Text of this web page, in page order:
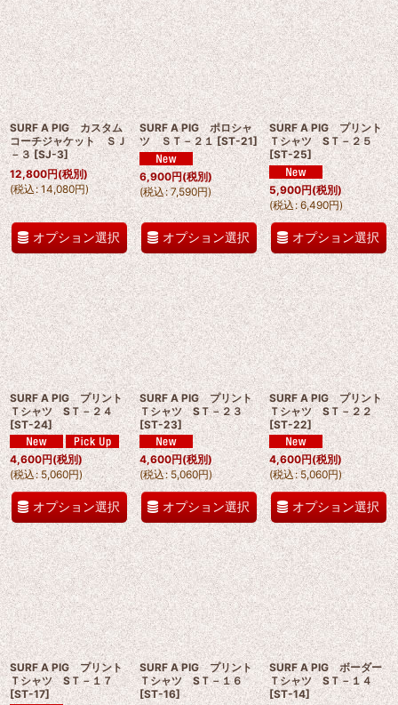
SURF A PIG カスタム
コーチジャケット ＳＪ
－３ [SJ-3]
12,800円(税別)
(税込: 14,080円)
オプション選択
SURF A PIG ポロシャ
ツ ＳＴ－２１ [ST-21]
6,900円(税別)
(税込: 7,590円)
オプション選択
SURF A PIG プリント
Ｔシャツ SＴ－２５
[ST-25]
5,900円(税別)
(税込 : 6,490円)
オプション選択
SURF A PIG プリント
Ｔシャツ SＴ－２４
[ST-24]
4,600円(税別)
(税込: 5,060円)
オプション選択
SURF A PIG プリント
Ｔシャツ SＴ－２３
[ST-23]
4,600円(税別)
(税込: 5,060円)
オプション選択
SURF A PIG プリント
Ｔシャツ SＴ－２２
[ST-22]
4,600円(税別)
(税込: 5,060円)
オプション選択
SURF A PIG プリント
Ｔシャツ SＴ－１７
[ST-17]
SURF A PIG プリント
Ｔシャツ SＴ－１６
[ST-16]
SURF A PIG ボーダー
Ｔシャツ SＴ－１４
[ST-14]